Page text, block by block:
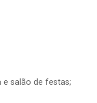
salão de festas;